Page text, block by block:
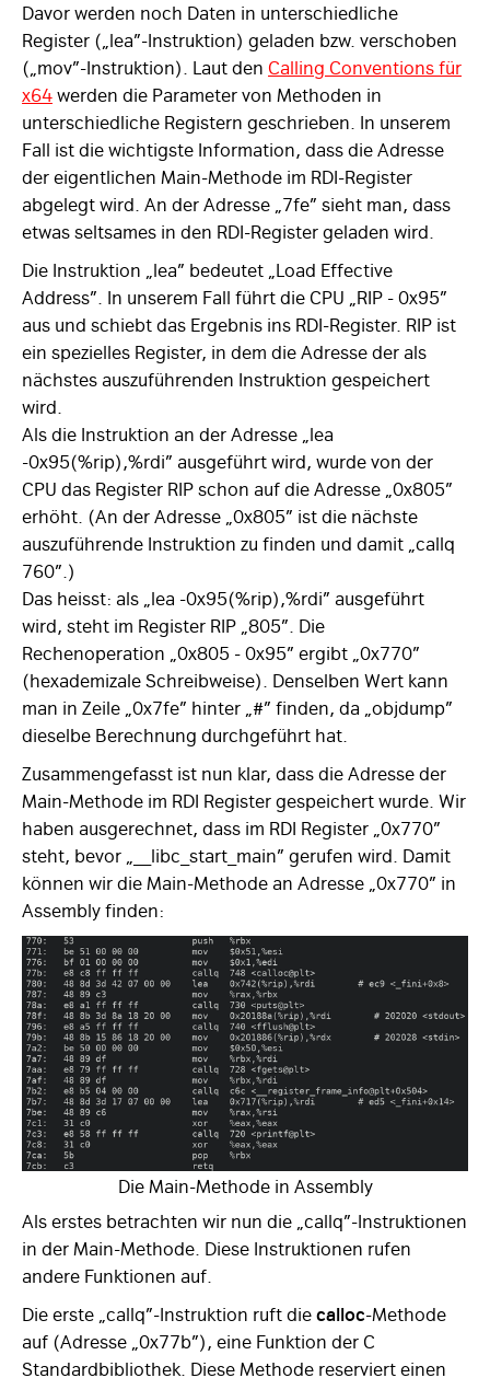
Davor werden noch Daten in unterschiedliche
Register („lea”-Instruktion) geladen bzw. verschoben
(„mov”-Instruktion). Laut den Calling Conventions für
x64 werden die Parameter von Methoden in
unterschiedliche Registern geschrieben. In unserem
Fall ist die wichtigste Information, dass die Adresse
der eigentlichen Main-Methode im RDI-Register
abgelegt wird. An der Adresse „7fe” sieht man, dass
etwas seltsames in den RDI-Register geladen wird.
Die Instruktion „lea” bedeutet „Load Effective
Address”. In unserem Fall führt die CPU „RIP - 0x95”
aus und schiebt das Ergebnis ins RDI-Register. RIP ist
ein spezielles Register, in dem die Adresse der als
nächstes auszuführenden Instruktion gespeichert
wird.
Als die Instruktion an der Adresse „lea
-0x95(%rip),%rdi” ausgeführt wird, wurde von der
CPU das Register RIP schon auf die Adresse „0x805”
erhöht. (An der Adresse „0x805” ist die nächste
auszuführende Instruktion zu finden und damit „callq
760”.)
Das heisst: als „lea -0x95(%rip),%rdi” ausgeführt
wird, steht im Register RIP „805”. Die
Rechenoperation „0x805 - 0x95” ergibt „0x770”
(hexademizale Schreibweise). Denselben Wert kann
man in Zeile „0x7fe” hinter „#” finden, da „objdump”
dieselbe Berechnung durchgeführt hat.
Zusammengefasst ist nun klar, dass die Adresse der
Main-Methode im RDI Register gespeichert wurde. Wir
haben ausgerechnet, dass im RDI Register „0x770”
steht, bevor „__libc_start_main” gerufen wird. Damit
können wir die Main-Methode an Adresse „0x770” in
Assembly finden:
Die Main-Methode in Assembly
Als erstes betrachten wir nun die „callq”-Instruktionen
in der Main-Methode. Diese Instruktionen rufen
andere Funktionen auf.
Die erste „callq”-Instruktion ruft die calloc-Methode
auf (Adresse „0x77b”), eine Funktion der C
Standardbibliothek. Diese Methode reserviert einen